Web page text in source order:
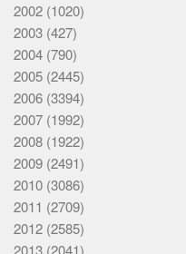
2002 (1020)
2003 (427)
2004 (790)
2005 (2445)
2006 (3394)
2007 (1992)
2008 (1922)
2009 (2491)
2010 (3086)
2011 (2709)
2012 (2585)
2013 (2041)